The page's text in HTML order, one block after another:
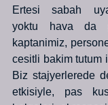
Ertesi sabah
yoktu hava da
kaptanimiz,
cesitli bakim tutum
Biz stajyerlerede
etkisiyle, pas